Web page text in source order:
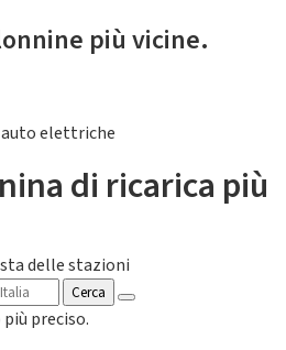
più vicine.
auto elettriche
di ricarica più
delle stazioni
Cerca
preciso.